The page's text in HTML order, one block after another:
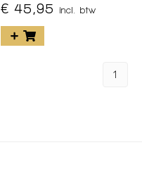
€ 45,95 incl. btw
1